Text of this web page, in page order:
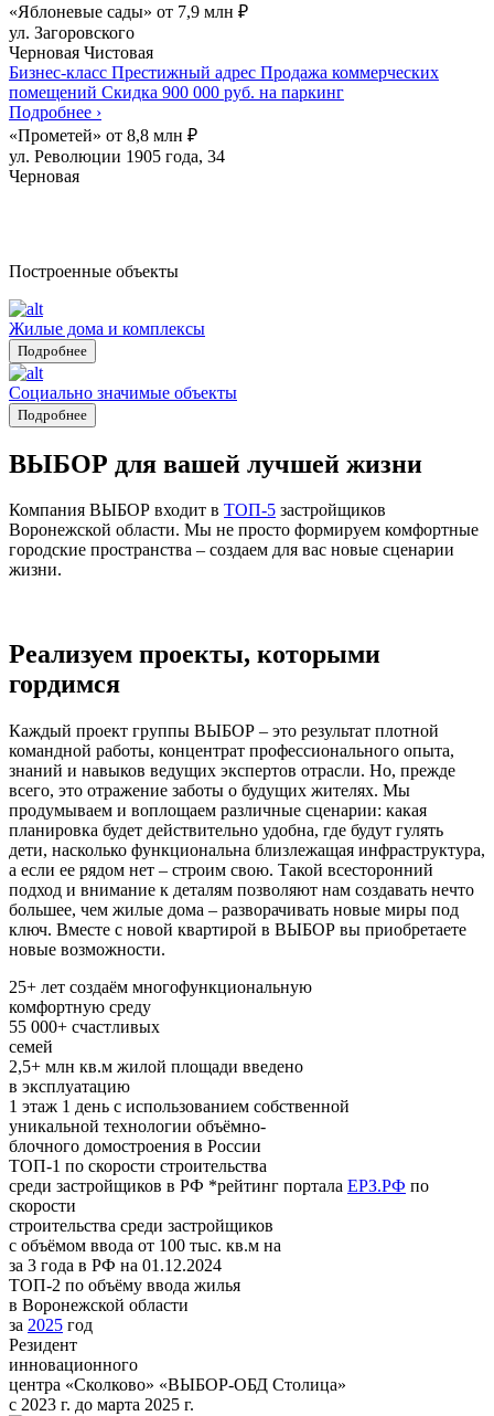
«Яблоневые сады» от 7,9 млн ₽
ул. Загоровского
Черновая Чистовая
Бизнес-класс Престижный адрес Продажа коммерческих
помещений Скидка 900 000 руб. на паркинг
Подробнее ›
«Прометей» от 8,8 млн ₽
ул. Революции 1905 года, 34
Черновая
Построенные объекты
Жилые дома и комплексы
Подробнее
Социально значимые объекты
Подробнее
ВЫБОР для вашей лучшей жизни
Компания ВЫБОР входит в ТОП-5 застройщиков
Воронежской области. Мы не просто формируем комфортные
городские пространства – создаем для вас новые сценарии
жизни.
Реализуем проекты, которыми
гордимся
Каждый проект группы ВЫБОР – это результат плотной
командной работы, концентрат профессионального опыта,
знаний и навыков ведущих экспертов отрасли. Но, прежде
всего, это отражение заботы о будущих жителях. Мы
продумываем и воплощаем различные сценарии: какая
планировка будет действительно удобна, где будут гулять
дети, насколько функциональна близлежащая инфраструктура,
а если ее рядом нет – строим свою. Такой всесторонний
подход и внимание к деталям позволяют нам создавать нечто
большее, чем жилые дома – разворачивать новые миры под
ключ. Вместе с новой квартирой в ВЫБОР вы приобретаете
новые возможности.
25+ лет создаём многофункциональную
комфортную среду
55 000+ счастливых
семей
2,5+ млн кв.м жилой площади введено
в эксплуатацию
1 этаж 1 день с использованием собственной
уникальной технологии объёмно-
блочного домостроения в России
ТОП-1 по скорости строительства
среди застройщиков в РФ *рейтинг портала ЕРЗ.РФ по
скорости
строительства среди застройщиков
с объёмом ввода от 100 тыс. кв.м на
за 3 года в РФ на 01.12.2024
ТОП-2 по объёму ввода жилья
в Воронежской области
за 2025 год
Резидент
инновационного
центра «Сколково» «ВЫБОР-ОБД Столица»
с 2023 г. до марта 2025 г.